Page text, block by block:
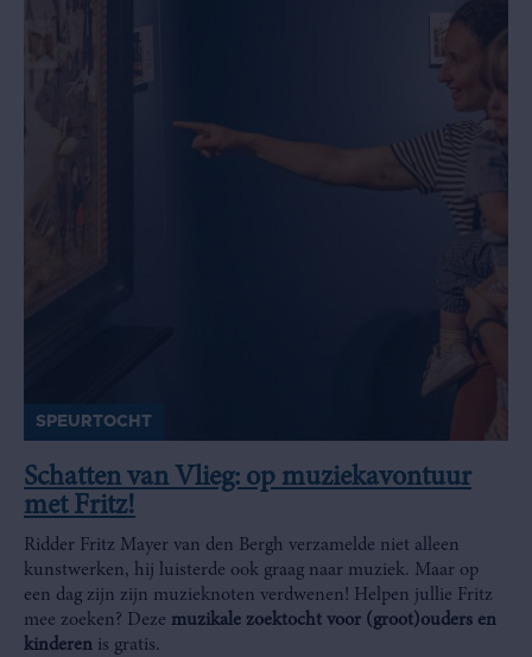
SPEURTOCHT
Schatten van Vlieg: op muziekavontuur
met Fritz!
Ridder Fritz Mayer van den Bergh verzamelde niet alleen
kunstwerken, hij luisterde ook graag naar muziek. Maar op
een dag zijn zijn muzieknoten verdwenen! Helpen jullie Fritz
mee zoeken? Deze muzikale zoektocht voor (groot)ouders en
kinderen is gratis.